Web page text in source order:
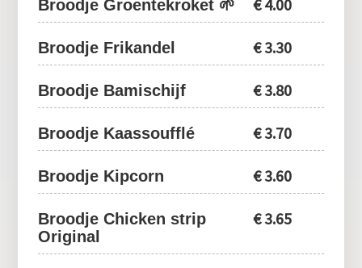
Broodje Groentekroket 🌱 €4.00
Broodje Frikandel €3.30
Broodje Bamischijf €3.80
Broodje Kaassoufflé €3.70
Broodje Kipcorn €3.60
Broodje Chicken strip
Original
€3.65